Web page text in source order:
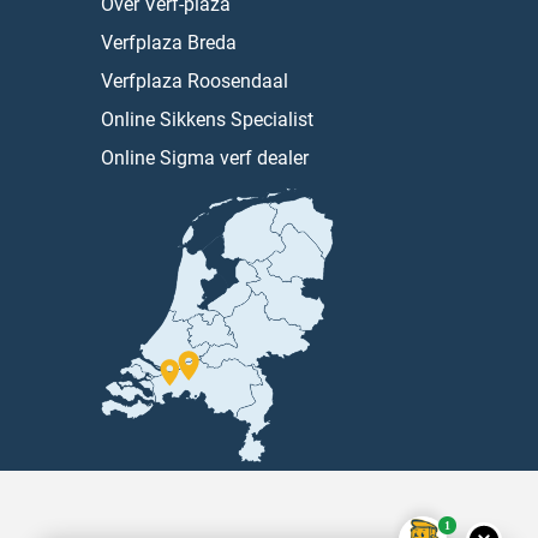
Verfplaza Breda
Verfplaza Roosendaal
Online Sikkens Specialist
Online Sigma verf dealer
1